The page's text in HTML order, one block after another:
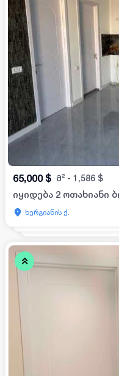
65,000 $ მ² - 1,586 $
იყიდება 2 ოთახიანი
ხერგიანის ქ.